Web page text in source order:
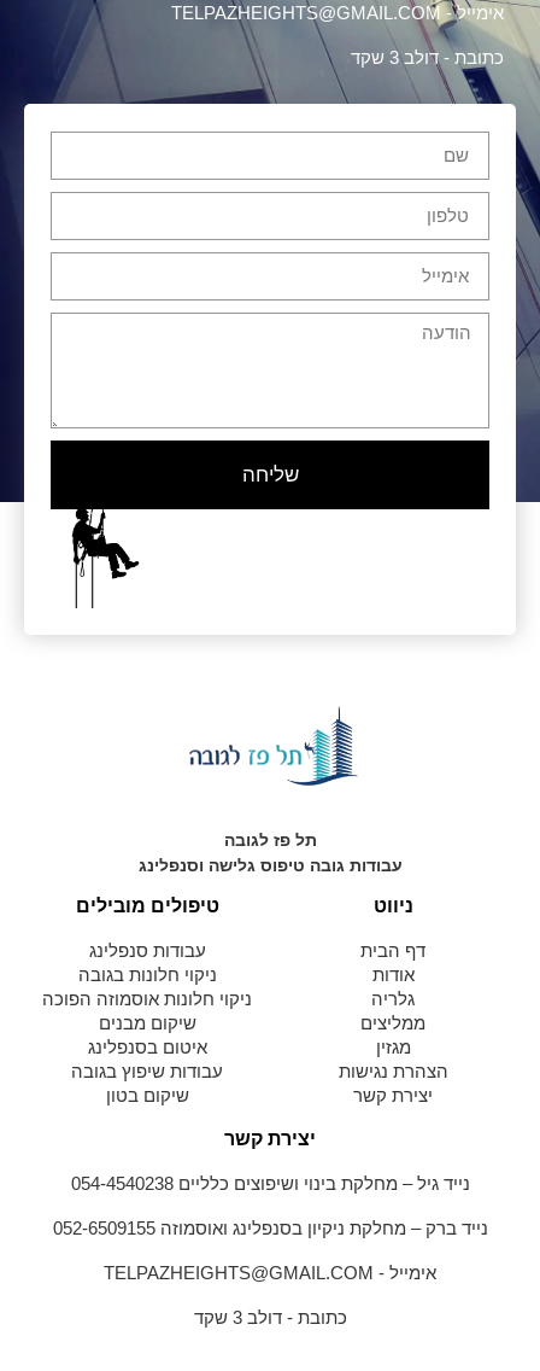
אימייל - TELPAZHEIGHTS@GMAIL.COM
כתובת - דולב 3 שקד
שליחה
תל פז לגובה
עבודות גובה טיפוס גלישה וסנפלינג
ניווט
דף הבית
אודות
גלריה
ממליצים
מגזין
הצהרת נגישות
יצירת קשר
טיפולים מובילים
עבודות סנפלינג
ניקוי חלונות בגובה
ניקוי חלונות אוסמוזה הפוכה
שיקום מבנים
איטום בסנפלינג
עבודות שיפוץ בגובה
שיקום בטון
יצירת קשר
נייד גיל – מחלקת בינוי ושיפוצים כלליים 054-4540238
נייד ברק – מחלקת ניקיון בסנפלינג ואוסמוזה 052-6509155
אימייל - TELPAZHEIGHTS@GMAIL.COM
כתובת - דולב 3 שקד